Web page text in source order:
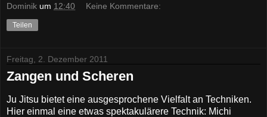
Dominik um 12:40 Keine Kommentare:
Teilen
Freitag, 2. Dezember 2011
Zangen und Scheren
Ju Jitsu bietet eine ausgesprochene Vielfalt an Techniken.
Hier einmal eine etwas spektakulärere Technik: Michi